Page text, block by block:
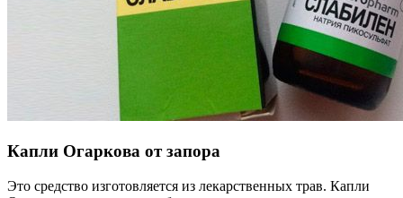
Капли Огаркова от запора
Это средство изготовляется из лекарственных трав. Капли